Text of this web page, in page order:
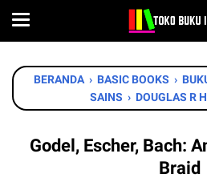
BERANDA › BASIC BOOKS ›
SAINS › DOUGLAS R
Godel, Escher, Bach:
Braid